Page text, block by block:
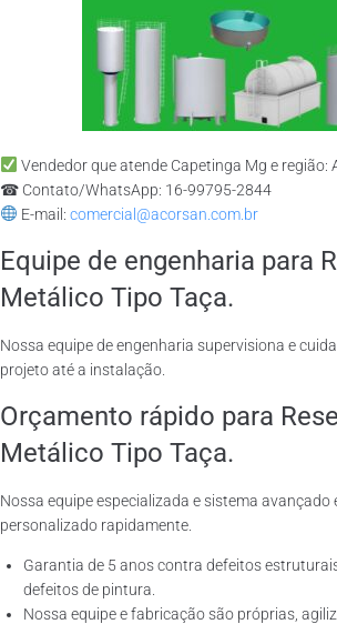
Vendedor que atende Capetinga Mg e região:
☎ Contato/WhatsApp: 16-99795-2844
E-mail: comercial@acorsan.com.br
Equipe de engenharia para
Metálico Tipo Taça.
Nossa equipe de engenharia supervisiona e
projeto até a instalação.
Orçamento rápido para
Metálico Tipo Taça.
Nossa equipe especializada e sistema
personalizado rapidamente.
Garantia de 5 anos contra defeitos
defeitos de pintura.
Nossa equipe e fabricação são próprias,